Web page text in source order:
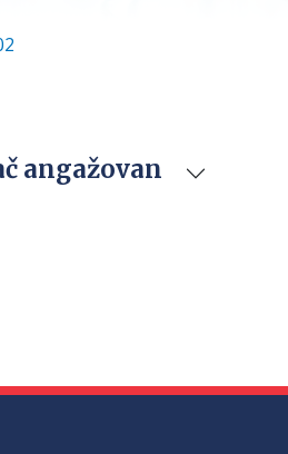
angažovan